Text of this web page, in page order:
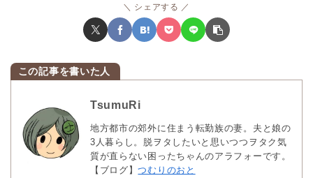
シェアする
TsumuRi
地方都市の郊外に住まう転勤族の妻。夫と娘の
3人暮らし。脱ヲタしたいと思いつつヲタク気
質が直らない困ったちゃんのアラフォーです。
【ブログ】つむりのおと